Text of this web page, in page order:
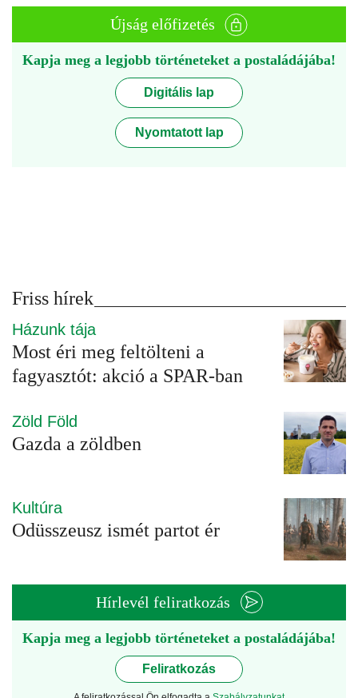
Újság előfizetés
Kapja meg a legjobb történeteket a postaládájába!
Digitális lap
Nyomtatott lap
Friss hírek
Házunk tája
Most éri meg feltölteni a
fagyasztót: akció a SPAR-ban
Zöld Föld
Gazda a zöldben
Kultúra
Odüsszeusz ismét partot ér
Hírlevél feliratkozás
Kapja meg a legjobb történeteket a postaládájába!
Feliratkozás